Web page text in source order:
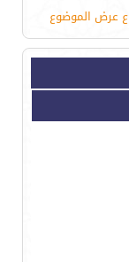
عرض الموضوع